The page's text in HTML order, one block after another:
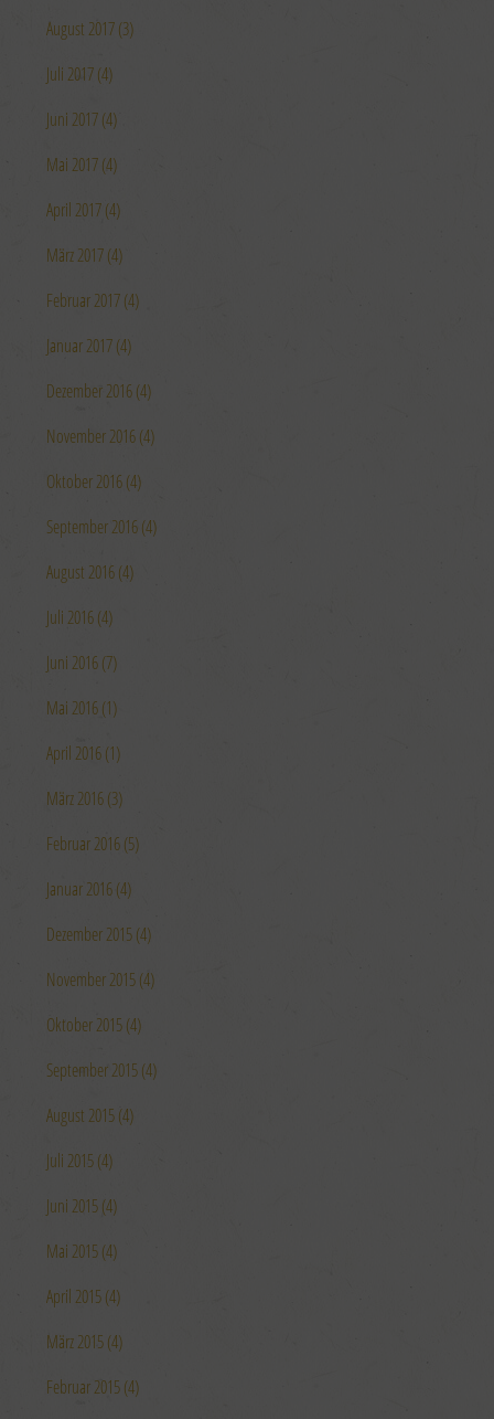
August 2017 (3)
Juli 2017 (4)
Juni 2017 (4)
Mai 2017 (4)
April 2017 (4)
März 2017 (4)
Februar 2017 (4)
Januar 2017 (4)
Dezember 2016 (4)
November 2016 (4)
Oktober 2016 (4)
September 2016 (4)
August 2016 (4)
Juli 2016 (4)
Juni 2016 (7)
Mai 2016 (1)
April 2016 (1)
März 2016 (3)
Februar 2016 (5)
Januar 2016 (4)
Dezember 2015 (4)
November 2015 (4)
Oktober 2015 (4)
September 2015 (4)
August 2015 (4)
Juli 2015 (4)
Juni 2015 (4)
Mai 2015 (4)
April 2015 (4)
März 2015 (4)
Februar 2015 (4)